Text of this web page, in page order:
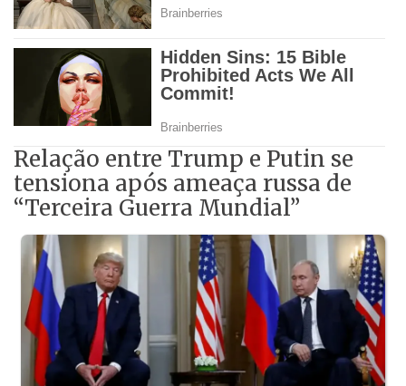
Relação entre Trump e Putin se
tensiona após ameaça russa de
“Terceira Guerra Mundial”